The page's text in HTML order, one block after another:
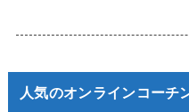
人気のオンラインコーチ